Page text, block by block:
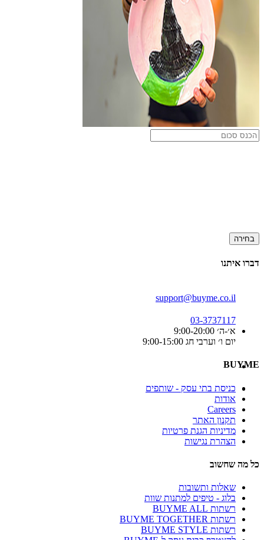
בחירה
דברו איתנו
support@buyme.co.il
03-3737117
א׳-ה׳ 9:00-20:00
יום ו׳ וערבי חג 9:00-15:00
BUYME
כניסת בתי עסק - שותפים
אודות
Careers
תקנון האתר
מדיניות הגנת פרטיות
הצהרת נגישות
כל מה שחשוב
שאלות ותשובות
בלוג - טיפים למתנות שוות
רשתות BUYME ALL
רשתות BUYME TOGETHER
רשתות BUYME STYLE